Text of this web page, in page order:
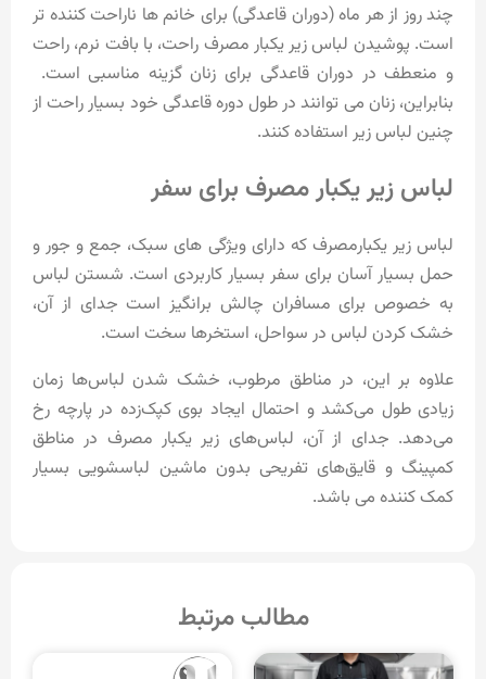
چند روز از هر ماه (دوران قاعدگی) برای خانم ها ناراحت کننده تر
است. پوشیدن لباس زیر یکبار مصرف راحت، با بافت نرم، راحت
و منعطف در دوران قاعدگی برای زنان گزینه مناسبی است.
بنابراین، زنان می توانند در طول دوره قاعدگی خود بسیار راحت از
چنین لباس زیر استفاده کنند.
لباس زیر یکبار مصرف برای سفر
لباس زیر یکبارمصرف که دارای ویژگی های سبک، جمع و جور و
حمل بسیار آسان برای سفر بسیار کاربردی است. شستن لباس
به خصوص برای مسافران چالش برانگیز است جدای از آن،
خشک کردن لباس در سواحل، استخرها سخت است.
علاوه بر این، در مناطق مرطوب، خشک شدن لباس‌ها زمان
زیادی طول می‌کشد و احتمال ایجاد بوی کپک‌زده در پارچه رخ
می‌دهد. جدای از آن، لباس‌های زیر یکبار مصرف در مناطق
کمپینگ و قایق‌های تفریحی بدون ماشین لباسشویی بسیار
کمک کننده می باشد.
مطالب مرتبط